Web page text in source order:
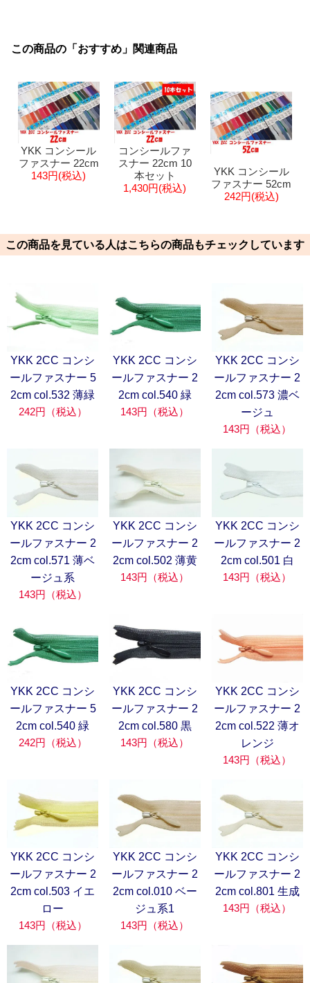
この商品の「おすすめ」関連商品
YKK コンシール
ファスナー 22cm
143円(税込)
コンシールファ
スナー 22cm 10
本セット
1,430円(税込)
YKK コンシール
ファスナー 52cm
242円(税込)
この商品を見ている人はこちらの商品もチェックしています
YKK 2CC コンシ
ールファスナー 5
2cm col.532 薄緑
242円（税込）
YKK 2CC コンシ
ールファスナー 2
2cm col.540 緑
143円（税込）
YKK 2CC コンシ
ールファスナー 2
2cm col.573 濃ベ
ージュ
143円（税込）
YKK 2CC コンシ
ールファスナー 2
2cm col.571 薄ベ
ージュ系
143円（税込）
YKK 2CC コンシ
ールファスナー 2
2cm col.502 薄黄
143円（税込）
YKK 2CC コンシ
ールファスナー 2
2cm col.501 白
143円（税込）
YKK 2CC コンシ
ールファスナー 5
2cm col.540 緑
242円（税込）
YKK 2CC コンシ
ールファスナー 2
2cm col.580 黒
143円（税込）
YKK 2CC コンシ
ールファスナー 2
2cm col.522 薄オ
レンジ
143円（税込）
YKK 2CC コンシ
ールファスナー 2
2cm col.503 イエ
ロー
143円（税込）
YKK 2CC コンシ
ールファスナー 2
2cm col.010 ベー
ジュ系1
143円（税込）
YKK 2CC コンシ
ールファスナー 2
2cm col.801 生成
143円（税込）